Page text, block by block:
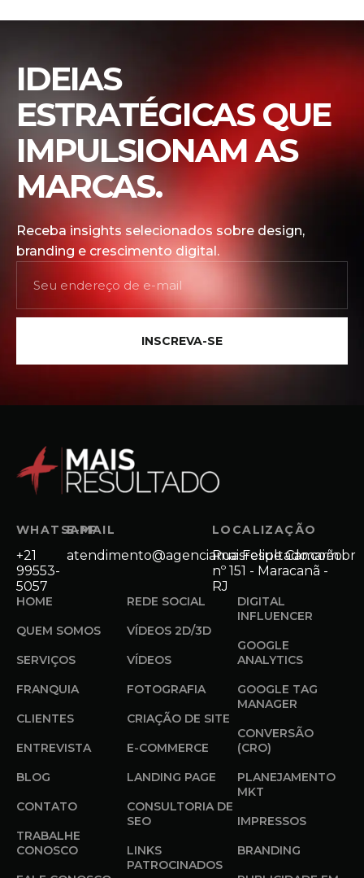
IDEIAS
ESTRATÉGICAS QUE
IMPULSIONAM AS
MARCAS.
Receba insights selecionados sobre design,
branding e crescimento digital.
INSCREVA-SE
WHATSAPP
+21
99553-
5057
E-MAIL
atendimento@agenciamaisresultado.com.br
LOCALIZAÇÃO
Rua Felipe Camarão
nº 151 - Maracanã -
RJ
HOME
QUEM SOMOS
SERVIÇOS
FRANQUIA
CLIENTES
ENTREVISTA
BLOG
CONTATO
TRABALHE
CONOSCO
REDE SOCIAL
VÍDEOS 2D/3D
VÍDEOS
FOTOGRAFIA
CRIAÇÃO DE SITE
E-COMMERCE
LANDING PAGE
CONSULTORIA DE
SEO
LINKS
PATROCINADOS
DIGITAL
INFLUENCER
GOOGLE
ANALYTICS
GOOGLE TAG
MANAGER
CONVERSÃO
(CRO)
PLANEJAMENTO
MKT
IMPRESSOS
BRANDING